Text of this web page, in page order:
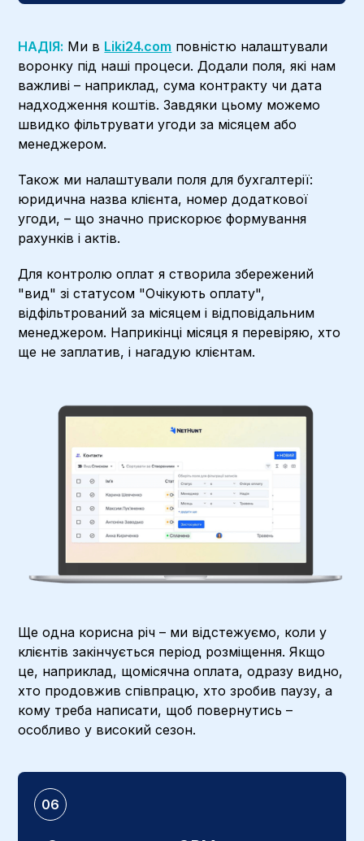
НАДІЯ: Ми в Liki24.com повністю налаштували
воронку під наші процеси. Додали поля, які нам
важливі – наприклад, сума контракту чи дата
надходження коштів. Завдяки цьому можемо
швидко фільтрувати угоди за місяцем або
менеджером.
Також ми налаштували поля для бухгалтерії:
юридична назва клієнта, номер додаткової
угоди, – що значно прискорює формування
рахунків і актів.
Для контролю оплат я створила збережений
"вид" зі статусом "Очікують оплату",
відфільтрований за місяцем і відповідальним
менеджером. Наприкінці місяця я перевіряю, хто
ще не заплатив, і нагадую клієнтам.
Ще одна корисна річ – ми відстежуємо, коли у
клієнтів закінчується період розміщення. Якщо
це, наприклад, щомісячна оплата, одразу видно,
хто продовжив співпрацю, хто зробив паузу, а
кому треба написати, щоб повернутись –
особливо у високий сезон.
06